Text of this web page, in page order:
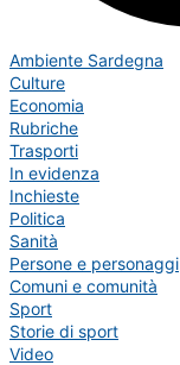
Ambiente Sardegna
Culture
Economia
Rubriche
Trasporti
In evidenza
Inchieste
Politica
Sanità
Persone e personaggi
Comuni e comunità
Sport
Storie di sport
Video